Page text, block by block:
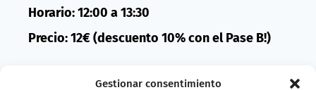
Gestionar consentimiento
Horario: 12:00 a 13:30
Precio: 12€ (descuento 10% con el Pase B!)
Compra entradas